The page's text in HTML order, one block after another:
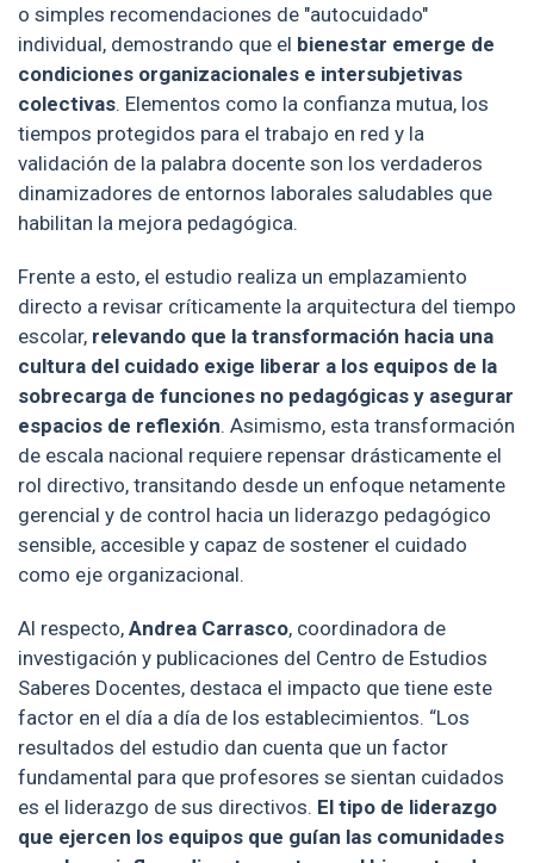
o simples recomendaciones de "autocuidado"
individual, demostrando que el bienestar emerge de
condiciones organizacionales e intersubjetivas
colectivas. Elementos como la confianza mutua, los
tiempos protegidos para el trabajo en red y la
validación de la palabra docente son los verdaderos
dinamizadores de entornos laborales saludables que
habilitan la mejora pedagógica.
Frente a esto, el estudio realiza un emplazamiento
directo a revisar críticamente la arquitectura del tiempo
escolar, relevando que la transformación hacia una
cultura del cuidado exige liberar a los equipos de la
sobrecarga de funciones no pedagógicas y asegurar
espacios de reflexión. Asimismo, esta transformación
de escala nacional requiere repensar drásticamente el
rol directivo, transitando desde un enfoque netamente
gerencial y de control hacia un liderazgo pedagógico
sensible, accesible y capaz de sostener el cuidado
como eje organizacional.
Al respecto, Andrea Carrasco, coordinadora de
investigación y publicaciones del Centro de Estudios
Saberes Docentes, destaca el impacto que tiene este
factor en el día a día de los establecimientos. “Los
resultados del estudio dan cuenta que un factor
fundamental para que profesores se sientan cuidados
es el liderazgo de sus directivos. El tipo de liderazgo
que ejercen los equipos que guían las comunidades